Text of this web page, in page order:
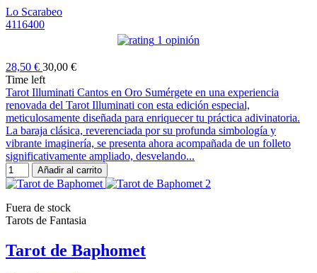
Lo Scarabeo
4116400
1 opinión
28,50 € 30,00 €
Time left
Tarot Illuminati Cantos en Oro Sumérgete en una experiencia
renovada del Tarot Illuminati con esta edición especial,
meticulosamente diseñada para enriquecer tu práctica adivinatoria.
La baraja clásica, reverenciada por su profunda simbología y
vibrante imaginería, se presenta ahora acompañada de un folleto
significativamente ampliado, desvelando...
Añadir al carrito
Fuera de stock
Tarots de Fantasia
Tarot de Baphomet